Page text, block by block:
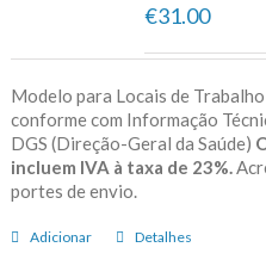
€31.00
Modelo para Locais de
conforme com Informação
DGS (Direção-Geral da Saúde)
incluem IVA à taxa de 23%.
portes de envio.
Adicionar Detalhes